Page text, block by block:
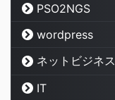
PSO2NGS
wordpress
ネットビジネス
IT